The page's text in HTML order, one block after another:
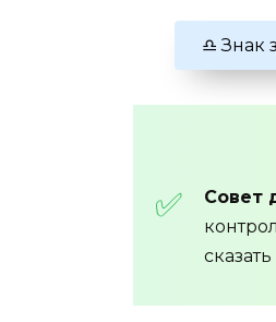
♎ Знак
Совет